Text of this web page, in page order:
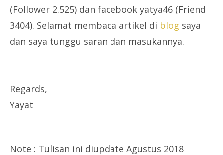
(Follower 2.525) dan facebook yatya46 (Friend
3404). Selamat membaca artikel di blog saya
dan saya tunggu saran dan masukannya.
Regards,
Yayat
Note : Tulisan ini diupdate Agustus 2018